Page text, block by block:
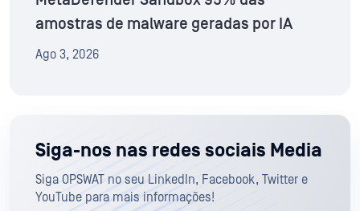
amostras de malware geradas por IA
Ago 3, 2026
Siga-nos nas redes sociais Media
Siga OPSWAT no seu LinkedIn, Facebook, Twitter e
YouTube para mais informações!